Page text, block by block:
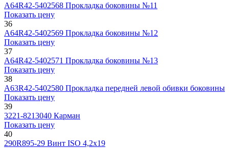
А64R42-5402568 Прокладка боковины №11
Показать цену
36
А64R42-5402569 Прокладка боковины №12
Показать цену
37
А64R42-5402571 Прокладка боковины №13
Показать цену
38
А63R42-5402580 Прокладка передней левой обивки боковины
Показать цену
39
3221-8213040 Карман
Показать цену
40
290R895-29 Винт ISO 4,2х19